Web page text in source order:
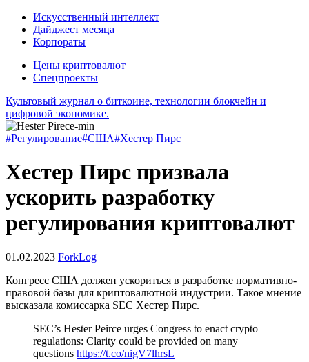
Искусственный интеллект
Дайджест месяца
Корпораты
Цены криптовалют
Спецпроекты
Культовый журнал о биткоине, технологии блокчейн и
цифровой экономике.
#Регулирование#США#Хестер Пирс
Хестер Пирс призвала
ускорить разработку
регулирования криптовалют
01.02.2023 ForkLog
Конгресс США должен ускориться в разработке нормативно-
правовой базы для криптовалютной индустрии. Такое мнение
высказала комиссарка SEC Хестер Пирс.
SEC’s Hester Peirce urges Congress to enact crypto
regulations: Clarity could be provided on many
questions https://t.co/nigV7lhrsL